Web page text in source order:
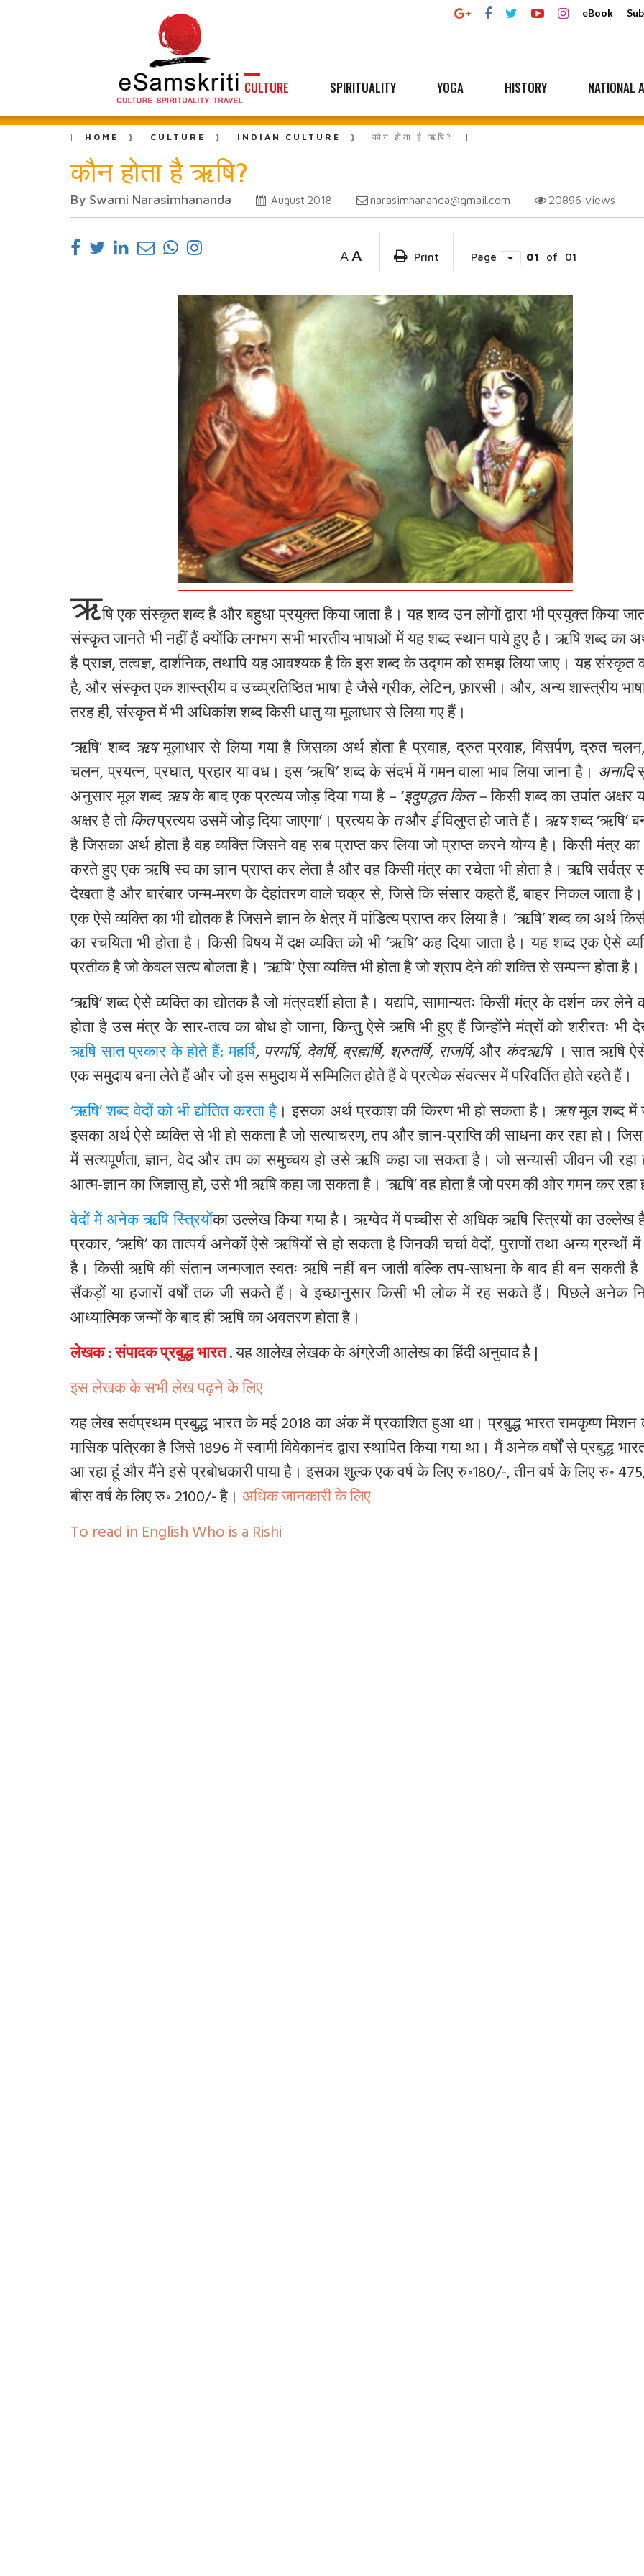
eBook
CULTURE SPIRITUALITY YOGA HISTORY NATIONAL
HOME CULTURE INDIAN CULTURE कौन होता है ऋषि?
कौन होता है ऋषि?
By Swami Narasimhananda August 2018 narasimhananda@gmail.com 20896 views
A A Print Page 01 of 01
ऋषि एक संस्कृत शब्द है और बहुधा प्रयुक्त किया जाता है। यह शब्द उन लोगों द्वारा भी प्रयुक्त किया
संस्कृत जानते भी नहीं हैं क्योंकि लगभग सभी भारतीय भाषाओं में यह शब्द स्थान पाये हुए है। ऋषि शब्द का
है प्राज्ञ, तत्वज्ञ, दार्शनिक, तथापि यह आवश्यक है कि इस शब्द के उद्गम को समझ लिया जाए। यह संस्कृत
है, और संस्कृत एक शास्त्रीय व उच्च्प्रतिष्ठित भाषा है जैसे ग्रीक, लेटिन, फ़ारसी। और, अन्य शास्त्रीय
तरह ही, संस्कृत में भी अधिकांश शब्द किसी धातु या मूलाधार से लिया गए हैं।
‘ऋषि’ शब्द ऋषमूलाधार से लिया गया है जिसका अर्थ होता है प्रवाह, द्रुत प्रवाह, विसर्पण, द्रुत
चलन, प्रयत्न, प्रघात, प्रहार या वध। इस ‘ऋषि’ शब्द के संदर्भ में गमन वाला भाव लिया जाना है। अनादि
अनुसार मूल शब्दऋषके बाद एक प्रत्यय जोड़ दिया गया है – ‘इदुपद्धत कित –किसी शब्द का उपांत अक्षर
अक्षर है तोकितप्रत्यय उसमें जोड़ दिया जाएगा’। प्रत्यय केतऔरईविलुप्त हो जाते हैं। ऋषशब्द ‘ऋषि’
है जिसका अर्थ होता है वह व्यक्ति जिसने वह सब प्राप्त कर लिया जो प्राप्त करने योग्य है। किसी मंत्र
करते हुए एक ऋषि स्व का ज्ञान प्राप्त कर लेता है और वह किसी मंत्र का रचेता भी होता है। ऋषि सर्वत्र
देखता है और बारंबार जन्म-मरण के देहांतरण वाले चक्र से, जिसे कि संसार कहते हैं, बाहर निकल जाता है।
एक ऐसे व्यक्ति का भी द्योतक है जिसने ज्ञान के क्षेत्र में पांडित्य प्राप्त कर लिया है। ‘ऋषि’ शब्द का अर्थ
का रचयिता भी होता है। किसी विषय में दक्ष व्यक्ति को भी ‘ऋषि’ कह दिया जाता है। यह शब्द एक ऐसे
प्रतीक है जो केवल सत्य बोलता है। ‘ऋषि’ ऐसा व्यक्ति भी होता है जो श्राप देने की शक्ति से सम्पन्न होता है।
‘ऋषि’ शब्द ऐसे व्यक्ति का द्योतक है जो मंत्रदर्शी होता है। यद्यपि, सामान्यतः किसी मंत्र के दर्शन कर लेने
होता है उस मंत्र के सार-तत्व का बोध हो जाना, किन्तु ऐसे ऋषि भी हुए हैं जिन्होंने मंत्रों को शरीरतः भी
ऋषि सात प्रकार के होते हैं: महर्षि, परमर्षि, देवर्षि, ब्रह्मर्षि, श्रुतर्षि, राजर्षि,और कंदऋषि । सात ऋषि
एक समुदाय बना लेते हैं और जो इस समुदाय में सम्मिलित होते हैं वे प्रत्येक संवत्सर में परिवर्तित होते रहते हैं।
‘ऋषि’ शब्द वेदों को भी द्योतित करता है। इसका अर्थ प्रकाश की किरण भी हो सकता है। ऋषमूल शब्द में
इसका अर्थ ऐसे व्यक्ति से भी हो सकता है जो सत्याचरण, तप और ज्ञान-प्राप्ति की साधना कर रहा हो।
में सत्यपूर्णता, ज्ञान, वेद और तप का समुच्चय हो उसे ऋषि कहा जा सकता है। जो सन्यासी जीवन जी
आत्म-ज्ञान का जिज्ञासु हो, उसे भी ऋषि कहा जा सकता है। ‘ऋषि’ वह होता है जो परम की ओर गमन कर रहा
वेदों में अनेक ऋषि स्त्रियोंका उल्लेख किया गया है। ऋग्वेद में पच्चीस से अधिक ऋषि स्त्रियों का
प्रकार, ‘ऋषि’ का तात्पर्य अनेकों ऐसे ऋषियों से हो सकता है जिनकी चर्चा वेदों, पुराणों तथा अन्य ग्रन्थों
है। किसी ऋषि की संतान जन्मजात स्वतः ऋषि नहीं बन जाती बल्कि तप-साधना के बाद ही बन सकती
सैंकड़ों या हजारों वर्षों तक जी सकते हैं। वे इच्छानुसार किसी भी लोक में रह सकते हैं। पिछले अनेक
आध्यात्मिक जन्मों के बाद ही ऋषि का अवतरण होता है।
लेखक : संपादक प्रबुद्ध भारत.यह आलेख लेखक के अंग्रेजी आलेख का हिंदी अनुवाद है |
इस लेखक के सभी लेख पढ़ने के लिए
यह लेख सर्वप्रथम प्रबुद्ध भारत के मई 2018 का अंक में प्रकाशित हुआ था। प्रबुद्ध भारत रामकृष्ण
मासिक पत्रिका है जिसे 1896 में स्वामी विवेकानंद द्वारा स्थापित किया गया था। मैं अनेक वर्षों से प्रबुद्ध
आ रहा हूं और मैंने इसे प्रबोधकारी पाया है। इसका शुल्क एक वर्ष के लिए रु॰180/-,तीन वर्ष के लिए रु॰
बीस वर्ष के लिए रु॰ 2100/- है। अधिक जानकारी के लिए
To read in English Who is a Rishi